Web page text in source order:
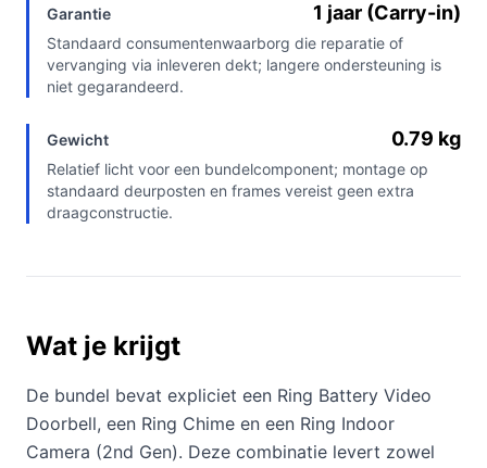
Garantie 1 jaar (Carry-in)
Standaard consumentenwaarborg die reparatie of
vervanging via inleveren dekt; langere ondersteuning is
niet gegarandeerd.
Gewicht 0.79 kg
Relatief licht voor een bundelcomponent; montage op
standaard deurposten en frames vereist geen extra
draagconstructie.
Wat je krijgt
De bundel bevat expliciet een Ring Battery Video
Doorbell, een Ring Chime en een Ring Indoor
Camera (2nd Gen). Deze combinatie levert zowel